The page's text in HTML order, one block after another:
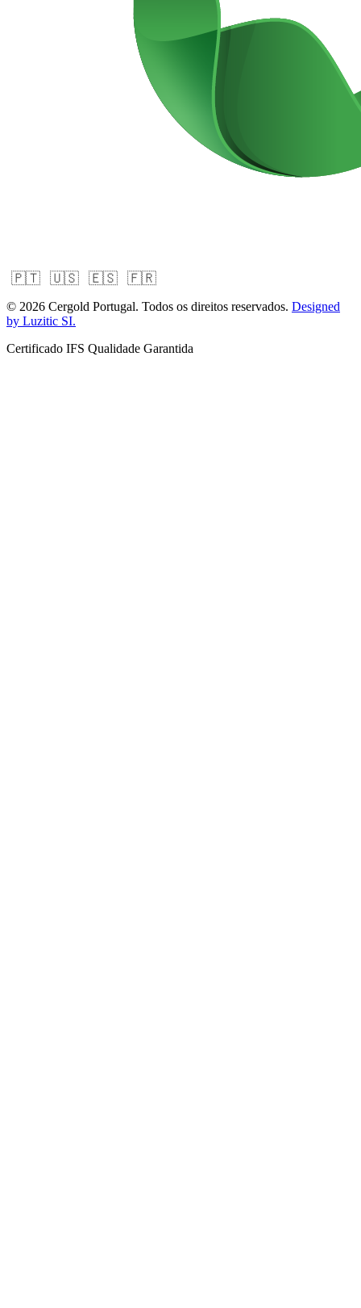
🇵🇹 🇺🇸 🇪🇸 🇫🇷
© 2026 Cergold Portugal. Todos os direitos reservados. Designed
by Luzitic SI.
Certificado IFS Qualidade Garantida